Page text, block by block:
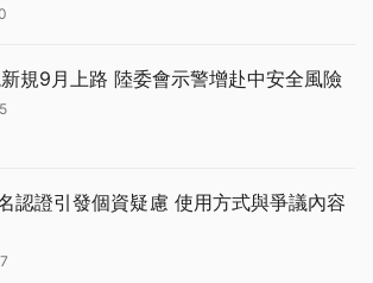
規9月上路 陸委會示警增赴中安全風險
認證引發個資疑慮 使用方式與爭議內容